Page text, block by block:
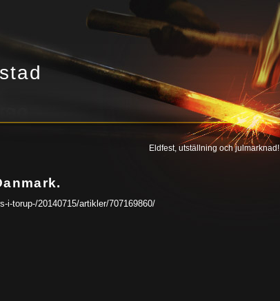
Eldfest, utställning och julmarknad!
i-torup-/20140715/artikler/707169860/